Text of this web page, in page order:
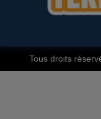
Tous droits